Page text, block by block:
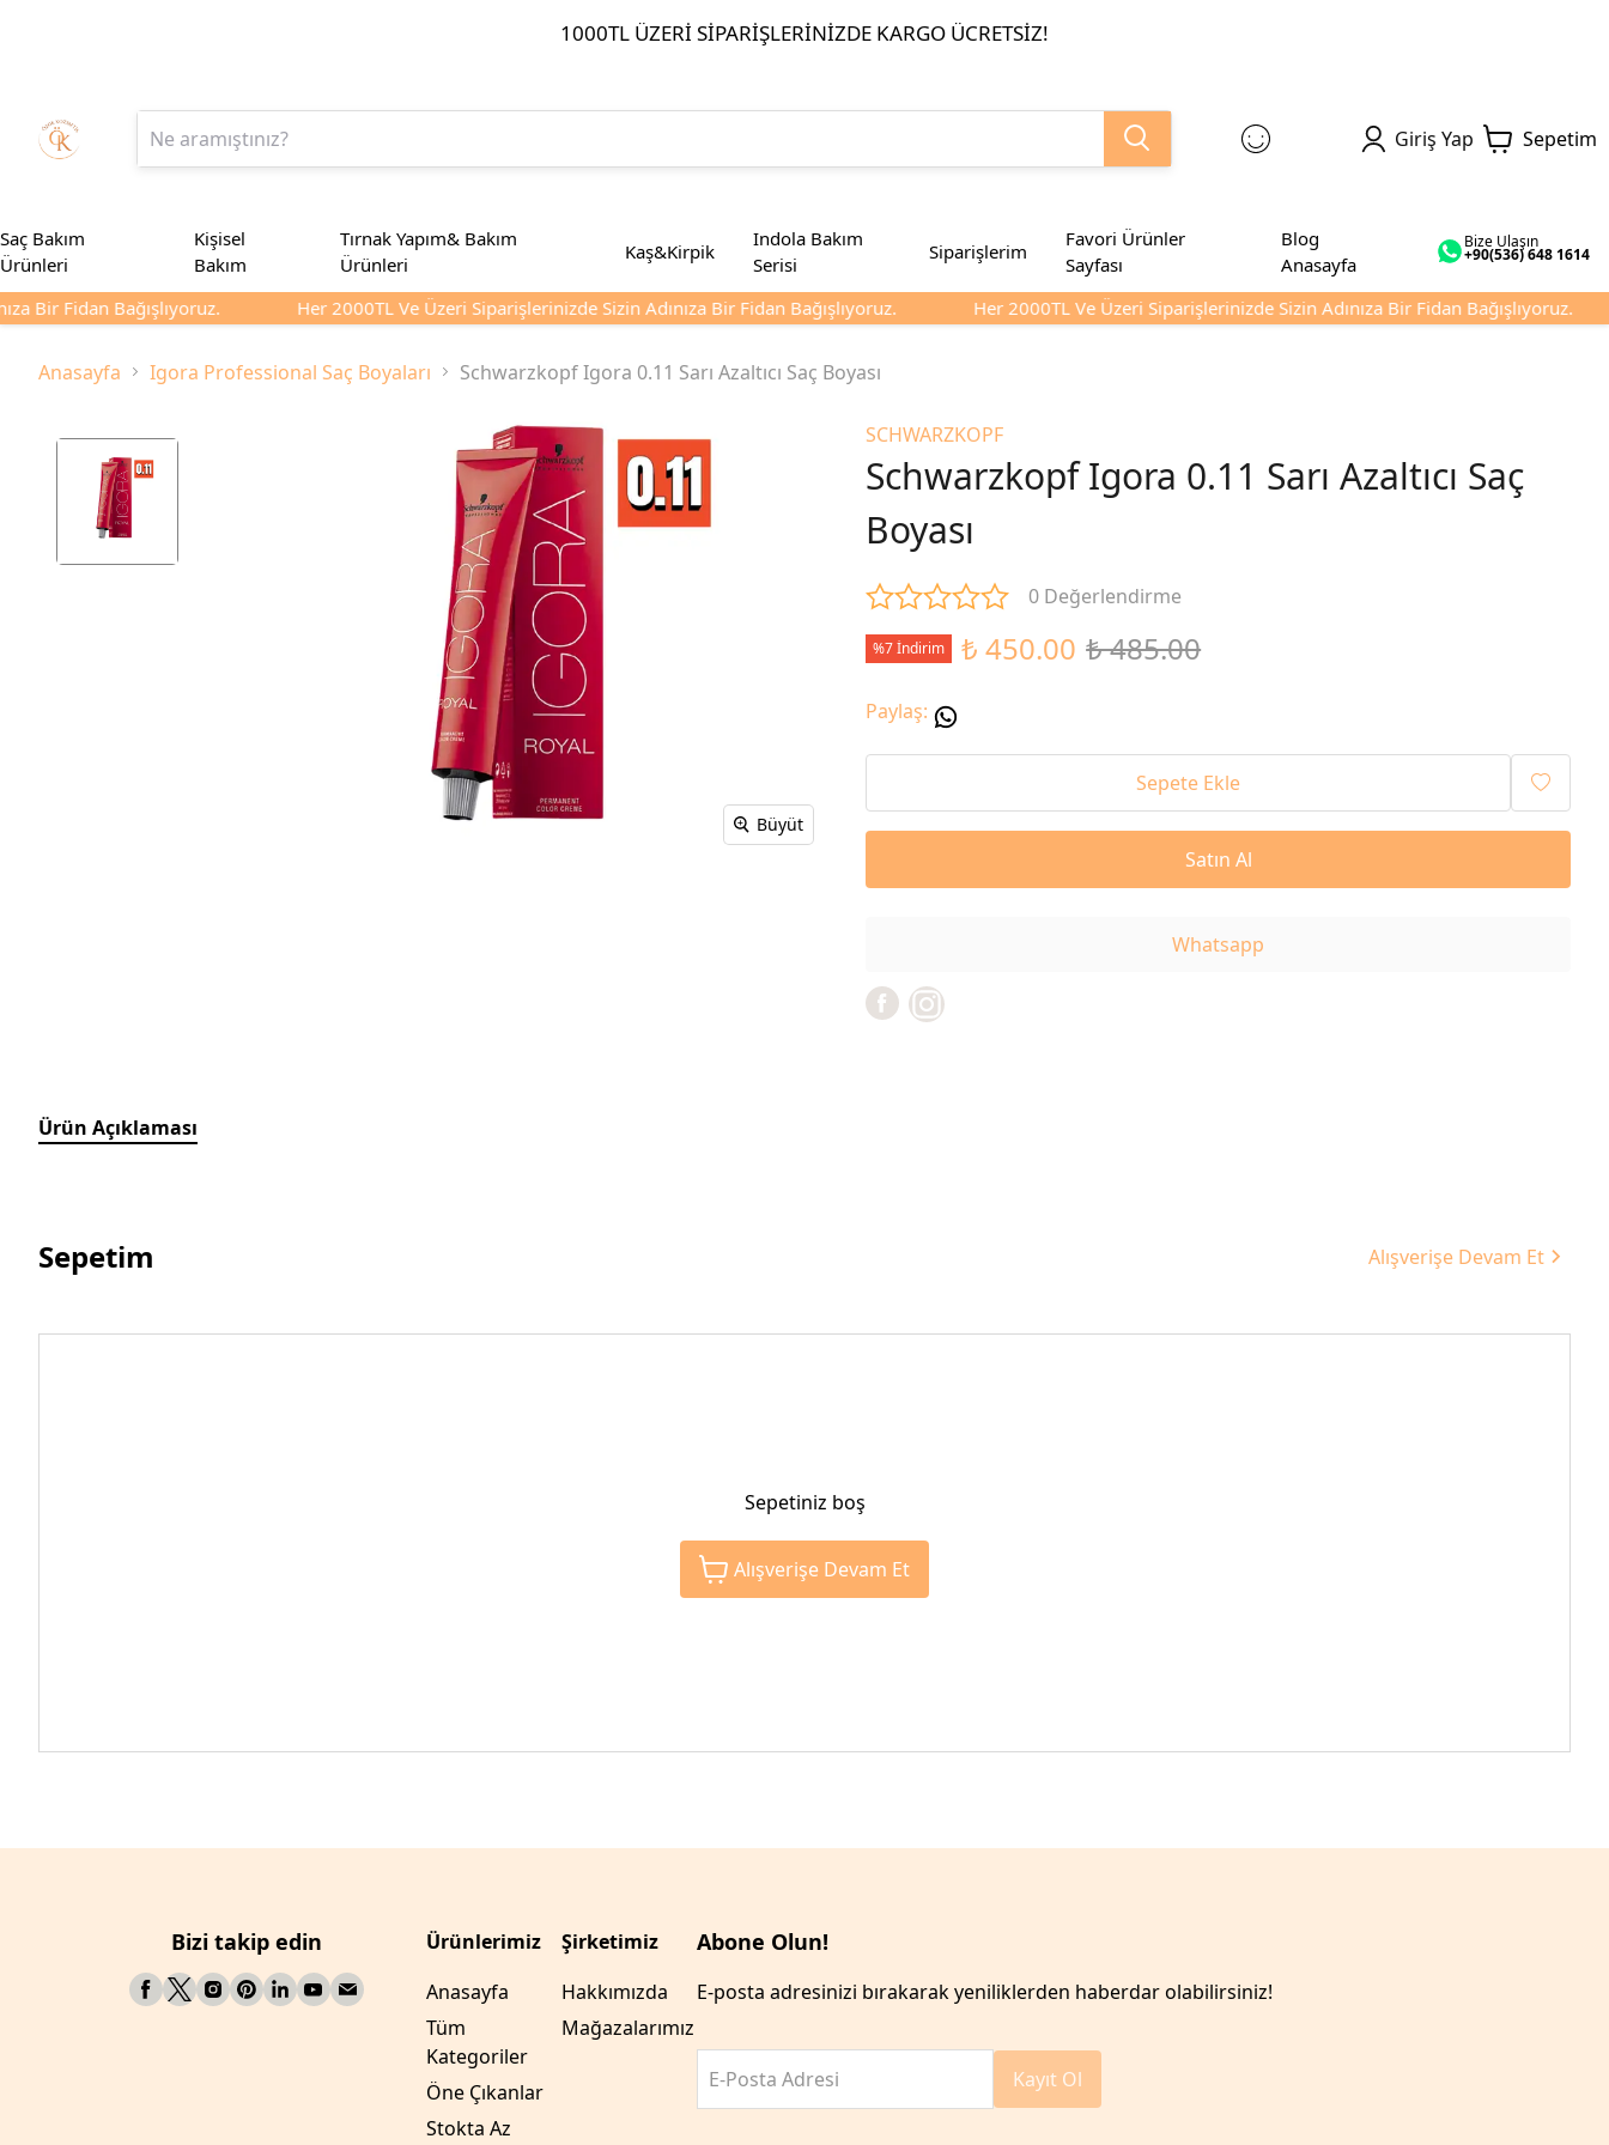
1000TL ÜZERI SIPARIŞLERINIZDE KARGO ÜCRETSIZ!
Giriş Yap Sepetim
Saç Bakım
Ürünleri
Kişisel
Bakım
Tırnak Yapım& Bakım
Ürünleri
Kaş&Kirpik
Indola Bakım
Serisi
Siparişlerim
Favori Ürünler
Sayfası
Blog
Anasayfa
Bize Ulaşın
+90(536) 648 1614
Bir Fidan Bağışlıyoruz. Her 2000TL Ve Üzeri Siparişlerinizde Sizin Adınıza Bir Fidan Bağışlıyoruz. Her 2000TL Ve Üzeri Siparişlerinizde Sizin Adınıza Bir Fidan Bağışlıyoruz.
Anasayfa Igora Professional Saç Boyaları Schwarzkopf Igora 0.11 Sarı Azaltıcı Saç Boyası
Büyüt
SCHWARZKOPF
Schwarzkopf Igora 0.11 Sarı Azaltıcı Saç
Boyası
0 Değerlendirme
%7 İndirim ₺ 450.00 ₺ 485.00
Paylaş:
Sepete Ekle
Satın Al
Whatsapp
Ürün Açıklaması
Sepetim Alışverişe Devam Et
Sepetiniz boş
Alışverişe Devam Et
Bizi takip edin
Ürünlerimiz
Anasayfa
Tüm
Kategoriler
Öne Çıkanlar
Stokta Az
Şirketimiz
Hakkımızda
Mağazalarımız
Abone Olun!
E-posta adresinizi bırakarak yeniliklerden haberdar olabilirsiniz!
E-Posta Adresi Kayıt Ol